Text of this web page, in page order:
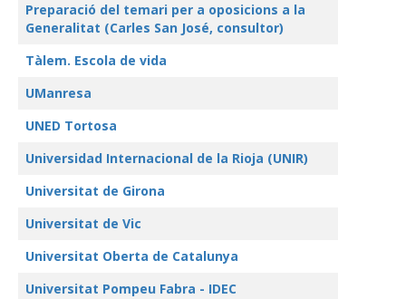
Preparació del temari per a oposicions a la
Generalitat (Carles San José, consultor)
Tàlem. Escola de vida
UManresa
UNED Tortosa
Universidad Internacional de la Rioja (UNIR)
Universitat de Girona
Universitat de Vic
Universitat Oberta de Catalunya
Universitat Pompeu Fabra - IDEC